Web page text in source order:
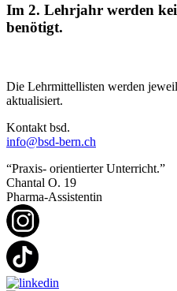
Im 2. Lehrjahr werden
benötigt.
Die Lehrmittellisten werden
aktualisiert.
Kontakt bsd.
info@bsd-bern.ch
“Praxis- orientierter Unterricht.”
Chantal O. 19
Pharma-Assistentin